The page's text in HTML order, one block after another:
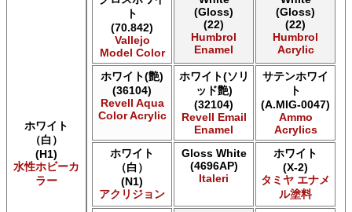
AK INTERACTIVE AK Acrylics
AK INTERACTIVE AK Extreme Metal
AK INTERACTIVE AK Real Color
AK INTERACTIVE 新 Real Color
ALCLAD II ALCLAD II
Acrylicos Vallejo Vallejo Diorama FX
Acrylicos Vallejo Vallejo Game Air
Acrylicos Vallejo Vallejo Game Color
Acrylicos Vallejo Vallejo Hobby Paint スプレー
Acrylicos Vallejo Vallejo Liquid Gold
Acrylicos Vallejo Vallejo Mecha Color
Acrylicos Vallejo Vallejo Metal Color
Acrylicos Vallejo Vallejo Model Air
ホワイト
（白）
(H1)
水性ホビーカ
ラー
ト
(70.842)
Vallejo
Model Color
(Gloss)
(22)
Humbrol
Enamel
(Gloss)
(22)
Humbrol
Acrylic
ホワイト(艶)
(36104)
Revell Aqua
Color Acrylic
ホワイト(ソリ
ッド艶)
(32104)
Revell Email
Enamel
サテンホワイ
ト
(A.MIG-0047)
Ammo
Acrylics
ホワイト
（白）
(N1)
アクリジョン
Gloss White
(4696AP)
Italeri
ホワイト
(X-2)
タミヤ エナメ
ル塗料